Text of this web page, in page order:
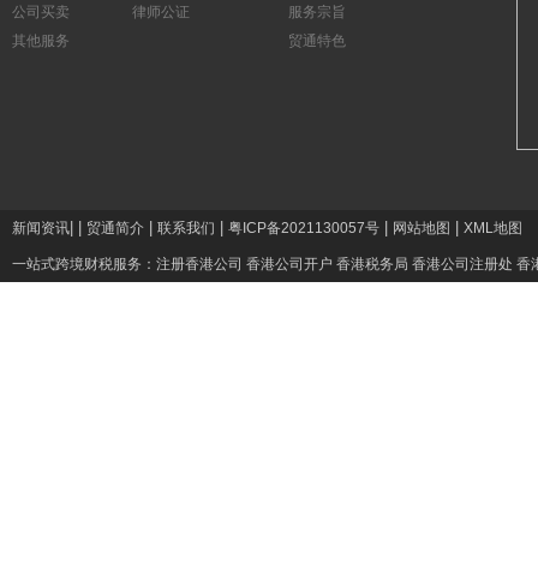
公司买卖
律师公证
其他服务
服务宗旨
贸通特色
新闻资讯 贸通简介 联系我们 粤ICP备2021130057号 网站地图 XML地图
一站式跨境财税服务： 注册香港公司 香港公司开户 香港税务局 香港公司注册处 香